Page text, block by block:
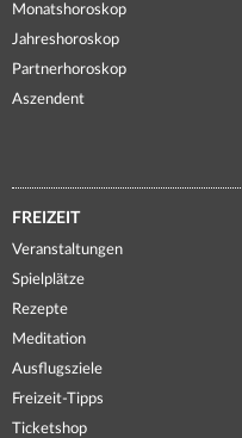
Monatshoroskop
Jahreshoroskop
Partnerhoroskop
Aszendent
FREIZEIT
Veranstaltungen
Spielplätze
Rezepte
Meditation
Ausflugsziele
Freizeit-Tipps
Ticketshop